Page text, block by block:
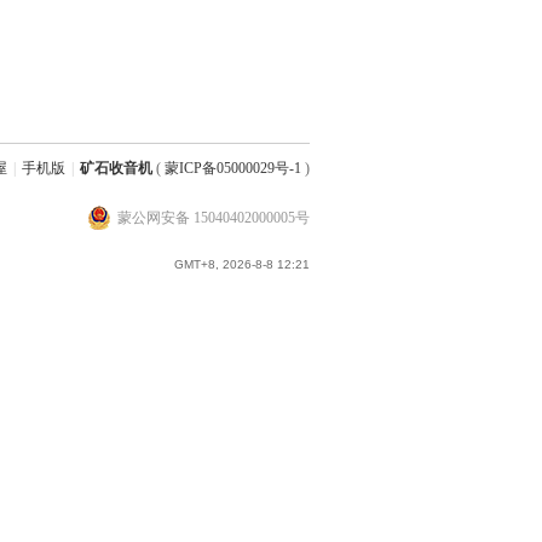
手机版 矿石收音机( 蒙ICP备05000029号-1 )
蒙公网安备 15040402000005号
GMT+8, 2026-8-8 12:21